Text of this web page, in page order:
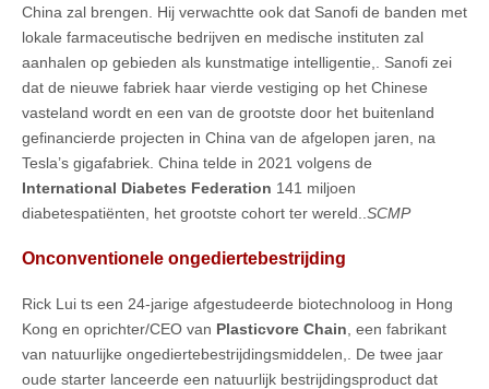
China zal brengen. Hij verwachtte ook dat Sanofi de banden met
lokale farmaceutische bedrijven en medische instituten zal
aanhalen op gebieden als kunstmatige intelligentie,. Sanofi zei
dat de nieuwe fabriek haar vierde vestiging op het Chinese
vasteland wordt en een van de grootste door het buitenland
gefinancierde projecten in China van de afgelopen jaren, na
Tesla’s gigafabriek. China telde in 2021 volgens de
International Diabetes Federation 141 miljoen
diabetespatiënten, het grootste cohort ter wereld.. SCMP
Onconventionele ongediertebestrijding
Rick Lui ts een 24-jarige afgestudeerde biotechnoloog in Hong
Kong en oprichter/CEO van Plasticvore Chain , een fabrikant
van natuurlijke ongediertebestrijdingsmiddelen,. De twee jaar
oude starter lanceerde een natuurlijk bestrijdingsproduct dat